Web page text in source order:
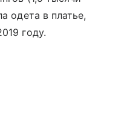
одета в платье,
году.